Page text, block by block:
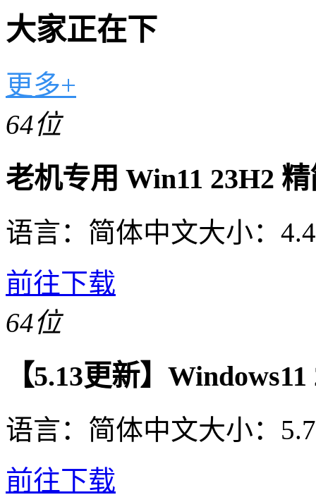
大家正在下
更多+
64位
老机专用 Win11 23H2
语言： 简体中文大小：
前往下载
64位
【5.13更新】
语言： 简体中文大小：
前往下载